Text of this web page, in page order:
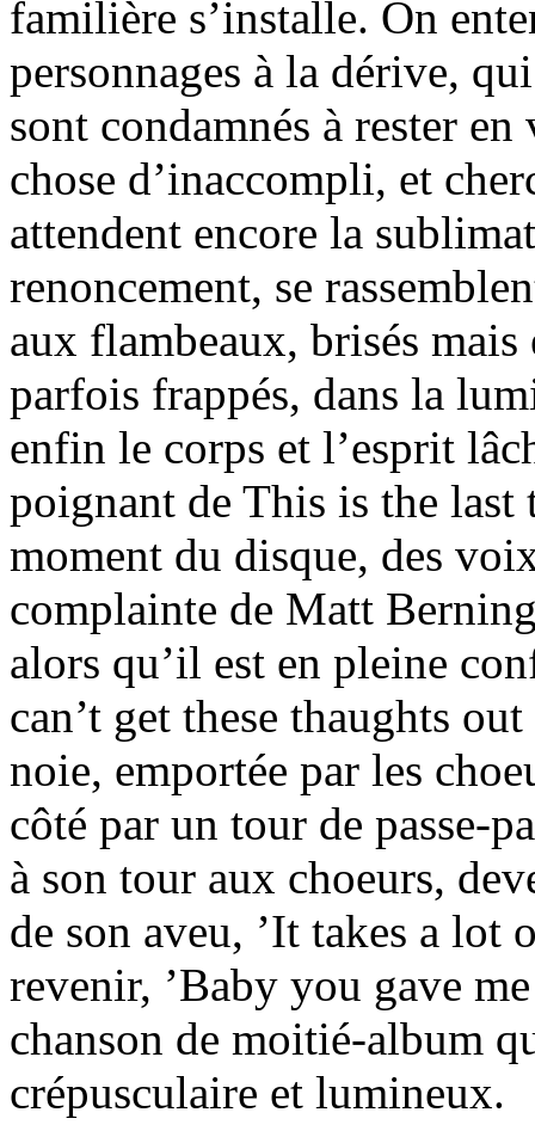
familière s’installe. On
personnages à la dérive,
sont condamnés à rester
chose d’inaccompli, et
attendent encore la
renoncement, se
aux flambeaux, brisés mais
parfois frappés, dans la
enfin le corps et l’esprit
poignant de This is the last
moment du disque, des
complainte de Matt
alors qu’il est en pleine
can’t get these thaughts
noie, emportée par les
côté par un tour de passe-
à son tour aux choeurs,
de son aveu, ’It takes a lot
revenir, ’Baby you gave
chanson de moitié-album
crépusculaire et lumineux.